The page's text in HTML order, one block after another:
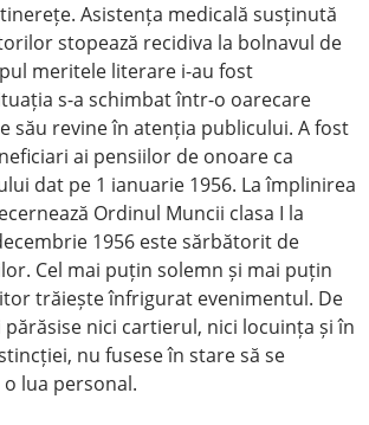
Asistența medicală susținută
stopează recidiva la bolnavul de
meritele literare i-au fost
s-a schimbat într-o oarecare
său revine în atenția publicului. A fost
ai pensiilor de onoare ca
dat pe 1 ianuarie 1956. La împlinirea
Ordinul Muncii clasa I la
1956 este sărbătorit de
Cel mai puțin solemn și mai puțin
trăiește înfrigurat evenimentul. De
părăsise nici cartierul, nici locuința și în
nu fusese în stare să se
lua personal.